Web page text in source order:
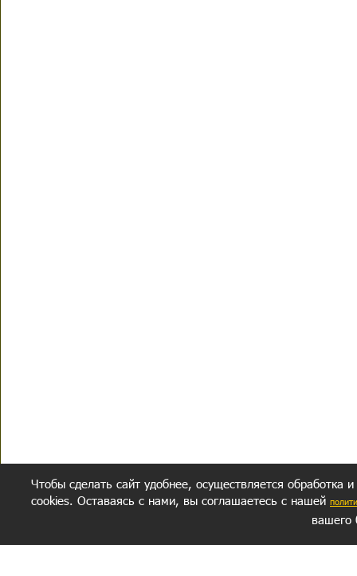
Чтобы сделать сайт удобнее, осуществляется обработка
cookies. Оставаясь с нами, вы соглашаетесь с нашей
вашего